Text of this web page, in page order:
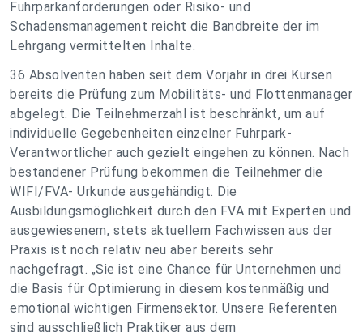
Fuhrparkanforderungen oder Risiko- und
Schadensmanagement reicht die Bandbreite der im
Lehrgang vermittelten Inhalte.
36 Absolventen haben seit dem Vorjahr in drei Kursen
bereits die Prüfung zum Mobilitäts- und Flottenmanager
abgelegt. Die Teilnehmerzahl ist beschränkt, um auf
individuelle Gegebenheiten einzelner Fuhrpark-
Verantwortlicher auch gezielt eingehen zu können. Nach
bestandener Prüfung bekommen die Teilnehmer die
WIFI/FVA- Urkunde ausgehändigt. Die
Ausbildungsmöglichkeit durch den FVA mit Experten und
ausgewiesenem, stets aktuellem Fachwissen aus der
Praxis ist noch relativ neu aber bereits sehr
nachgefragt. „Sie ist eine Chance für Unternehmen und
die Basis für Optimierung in diesem kostenmäßig und
emotional wichtigen Firmensektor. Unsere Referenten
sind ausschließlich Praktiker aus dem